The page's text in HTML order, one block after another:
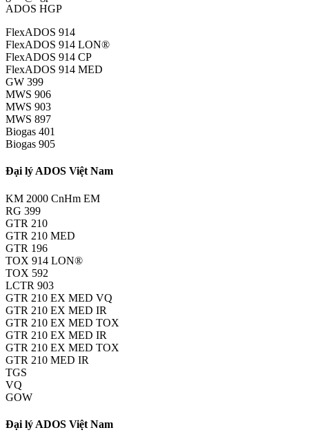
ADOS HGP
FlexADOS 914
FlexADOS 914 LON®
FlexADOS 914 CP
FlexADOS 914 MED
GW 399
MWS 906
MWS 903
MWS 897
Biogas 401
Biogas 905
Đại lý ADOS Việt Nam
KM 2000 CnHm EM
RG 399
GTR 210
GTR 210 MED
GTR 196
TOX 914 LON®
TOX 592
LCTR 903
GTR 210 EX MED VQ
GTR 210 EX MED IR
GTR 210 EX MED TOX
GTR 210 EX MED IR
GTR 210 EX MED TOX
GTR 210 MED IR
TGS
VQ
GOW
Đại lý ADOS Việt Nam